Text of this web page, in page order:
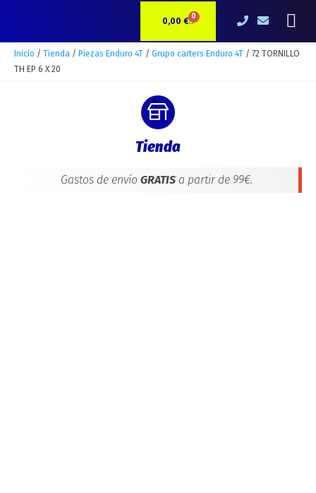
0,00 € 0CARRITO
Inicio / Tienda / Piezas Enduro 4T / Grupo carters Enduro 4T / 72 TORNILLO
TH EP 6 X 20
Tienda
Gastos de envío GRATISa partir de 99€.
EP
6